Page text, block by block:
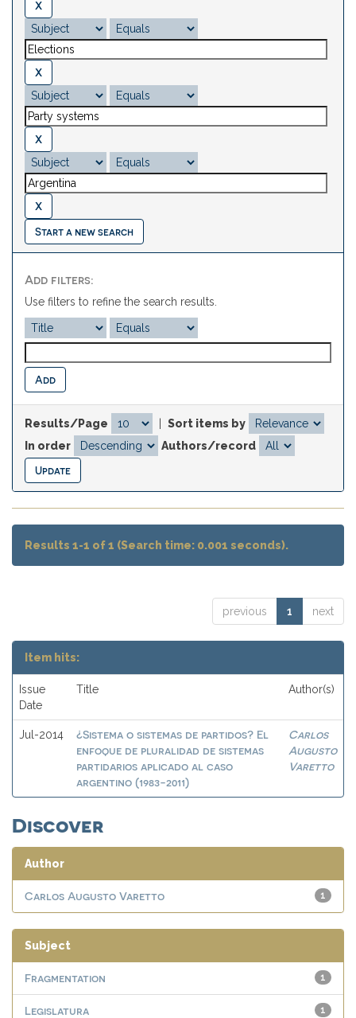
Start a new search
Add filters:
Use filters to refine the search results.
Results/Page
Sort items by
In order
Authors/record
Results 1-1 of 1 (Search time: 0.001 seconds).
previous 1 next
Item hits:
Issue
Date
Title Author(s)
Jul-2014
¿Sistema o sistemas de partidos? El
enfoque de pluralidad de sistemas
partidarios aplicado al caso
argentino (1983-2011)
Carlos
Augusto
Varetto
Discover
Author
1
Carlos Augusto Varetto
Subject
1
Fragmentation
1
Legislatura